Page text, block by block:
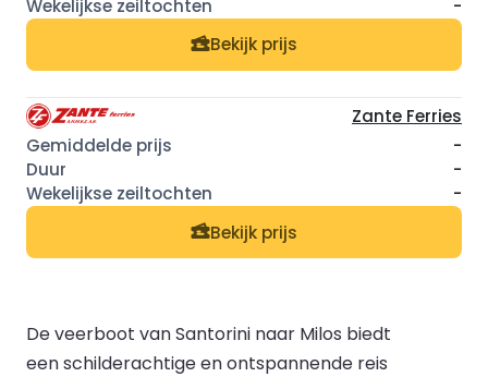
-
Bekijk prijs
Zante Ferries
-
-
-
Bekijk prijs
De veerboot van Santorini naar Milos biedt
een schilderachtige en ontspannende reis